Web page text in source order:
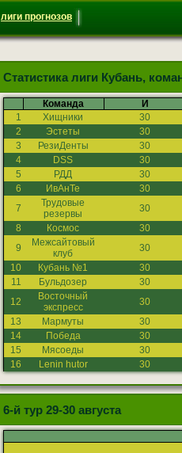
лиги прогнозов
Статистика лиги Кубань,
Команда
И
1
Хищники
30
2
Эстеты
30
3
РезиДенты
30
4
DSS
30
5
РДД
30
6
ИвАнТе
30
7
Трудовые
резервы
30
8
Космос
30
9
Межсайтовый
клуб
30
10
Кубань №1
30
11
Бульдозер
30
12
Восточный
экспресс
30
13
Мармуты
30
14
Победа
30
15
Мясоеды
30
16
Lenin hutor 30
6-й тур 29-30 августа